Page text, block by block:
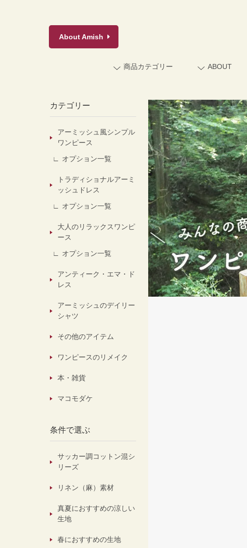
AboutAmish
商品カテゴリー ABOUT
カテゴリー
アーミッシュ風シンプル
ワンピース
オプション一覧
トラディショナルアーミ
ッシュドレス
オプション一覧
大人のリラックスワンピ
ース
オプション一覧
アンティーク・エマ・ド
レス
アーミッシュのデイリー
シャツ
その他のアイテム
ワンピースのリメイク
本・雑貨
マコモダケ
条件で選ぶ
サッカー調コットン混シ
リーズ
リネン（麻）素材
真夏におすすめの涼しい
生地
春におすすめの生地